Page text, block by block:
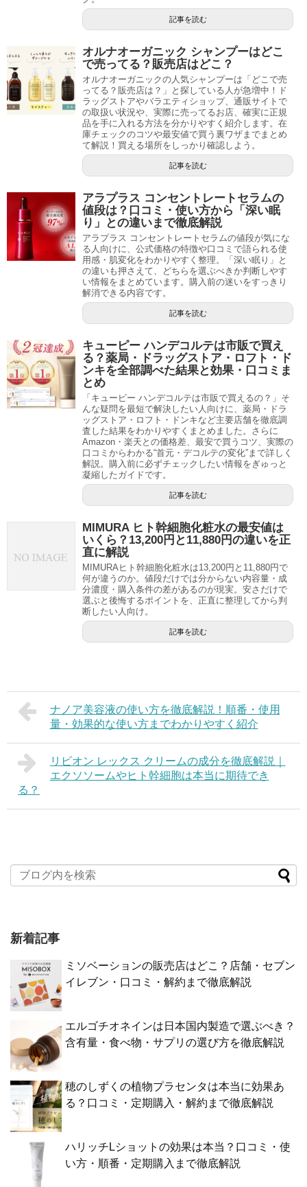
記事を読む
オルナオーガニック シャンプーはどこ
で売ってる？販売店はどこ？
オルナオーガニックの人気シャンプーは「どこで売
ってる？販売店は？」と探している人が急増中！ド
ラッグストアやバラエティショップ、通販サイトで
の取扱い状況や、実際に売ってるお店、確実に正規
品を手に入れる方法を分かりやすく紹介します。在
庫チェックのコツや最安値で買う裏ワザまでまとめ
て解説！買える場所をしっかり確認しよう。
記事を読む
アラプラス コンセントレートセラムの
値段は？口コミ・使い方から「深い眠
り」との違いまで徹底解説
アラプラス コンセントレートセラムの値段が気にな
る人向けに、公式価格の特徴や口コミで語られる使
用感・肌変化をわかりやすく整理。「深い眠り」と
の違いも押さえて、どちらを選ぶべきか判断しやす
い情報をまとめています。購入前の迷いをすっきり
解消できる内容です。
記事を読む
キューピー ハンデコルテは市販で買え
る？薬局・ドラッグストア・ロフト・ド
ンキを全部調べた結果と効果・口コミま
とめ
「キューピー ハンデコルテは市販で買えるの？」そ
んな疑問を最短で解決したい人向けに、薬局・ドラ
ッグストア・ロフト・ドンキなど主要店舗を徹底調
査した結果をわかりやすくまとめました。さらに
Amazon・楽天との価格差、最安で買うコツ、実際の
口コミからわかる“首元・デコルテの変化”まで詳しく
解説。購入前に必ずチェックしたい情報をぎゅっと
凝縮したガイドです。
記事を読む
MIMURA ヒト幹細胞化粧水の最安値は
いくら？13,200円と11,880円の違いを正
直に解説
MIMURAヒト幹細胞化粧水は13,200円と11,880円で
何が違うのか。値段だけでは分からない内容量・成
分濃度・購入条件の差があるのが現実。安さだけで
選ぶと後悔するポイントを、正直に整理してから判
断したい人向け。
記事を読む
ナノア美容液の使い方を徹底解説！順番・使用
量・効果的な使い方までわかりやすく紹介
リビオン レックス クリームの成分を徹底解説｜
エクソソームやヒト幹細胞は本当に期待でき
る？
新着記事
ミソベーションの販売店はどこ？店舗・セブン
イレブン・口コミ・解約まで徹底解説
エルゴチオネインは日本国内製造で選ぶべき？
含有量・食べ物・サプリの選び方を徹底解説
穂のしずくの植物プラセンタは本当に効果あ
る？口コミ・定期購入・解約まで徹底解説
ハリッチLショットの効果は本当？口コミ・使
い方・順番・定期購入まで徹底解説